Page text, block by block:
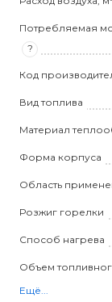
Потребляемая
?
Код
Вид топлива
Материал
Форма корпуса
Область
Розжиг горелки
Способ нагрева
Объем
Ещё...